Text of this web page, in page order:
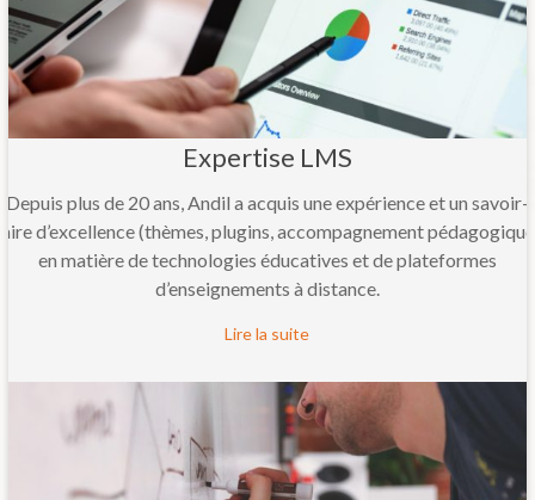
Expertise LMS
Depuis plus de 20 ans, Andil a acquis une expérience et un savoir-
d’excellence (thèmes, plugins, accompagnement
en matière de technologies éducatives et de plateformes
d’enseignements à distance.
Lire la suite